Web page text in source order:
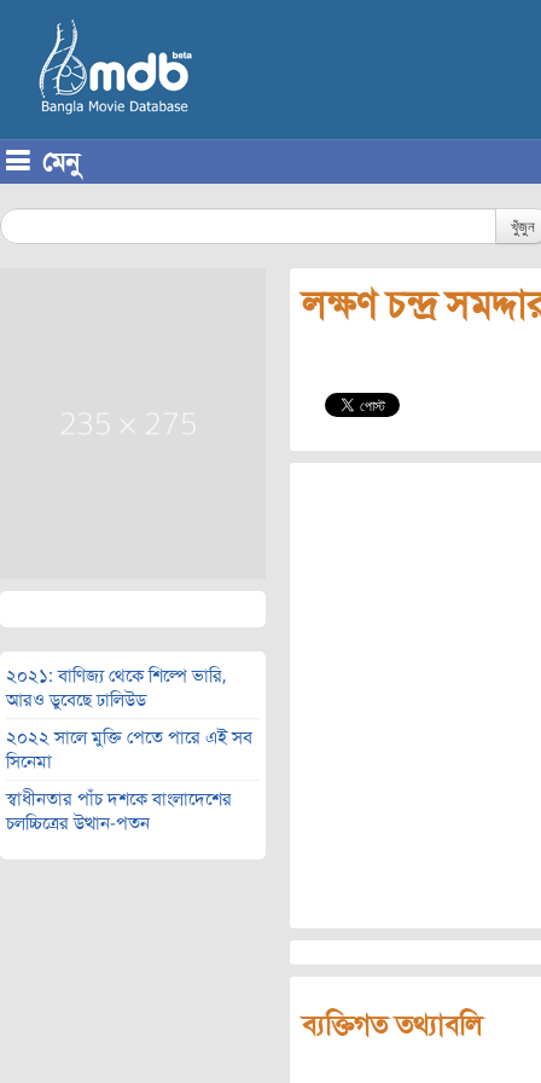
মেনু
খুঁজুন
২০২১: বাণিজ্য থেকে শিল্পে ভারি,
আরও ডুবেছে ঢালিউড
২০২২ সালে মুক্তি পেতে পারে এই সব
সিনেমা
স্বাধীনতার পাঁচ দশকে বাংলাদেশের
চলচ্চিত্রের উত্থান-পতন
লক্ষণ চন্দ্র
ব্যক্তিগত তথ্যাবলি